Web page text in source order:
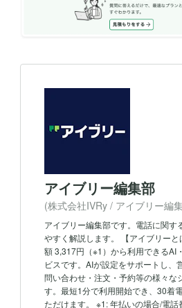
アイブリー編集部
(株式会社IVRy / アイブリー編
アイブリー編集部です。電話に関す
やすく解説します。 【アイブリー
額 3,317円（※1）から利用できるAI
ビスです。AIが設定をサポートし、
問い合わせ・注文・予約等の様々な
す。最短1分で利用開始でき、30着
ただけます。 ※1: 年払いの場合/電